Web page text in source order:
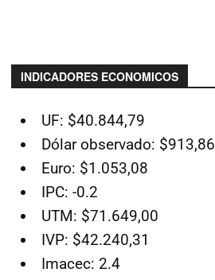
INDICADORES ECONOMICOS
UF: $40.844,79
Dólar observado: $913,86
Euro: $1.053,08
IPC: -0.2
UTM: $71.649,00
IVP: $42.240,31
Imacec: 2.4